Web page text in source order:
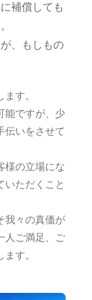
補償しても
、もしもの
す。
能ですが、少
伝いをさせて
様の立場にな
いただくこと
我々の真価が
人ご満足、ご
す。